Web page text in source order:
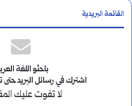
القائمة البريدية
باحثو اللغة
اشترك في رسائل البريد حتى
لا تفوت عليك